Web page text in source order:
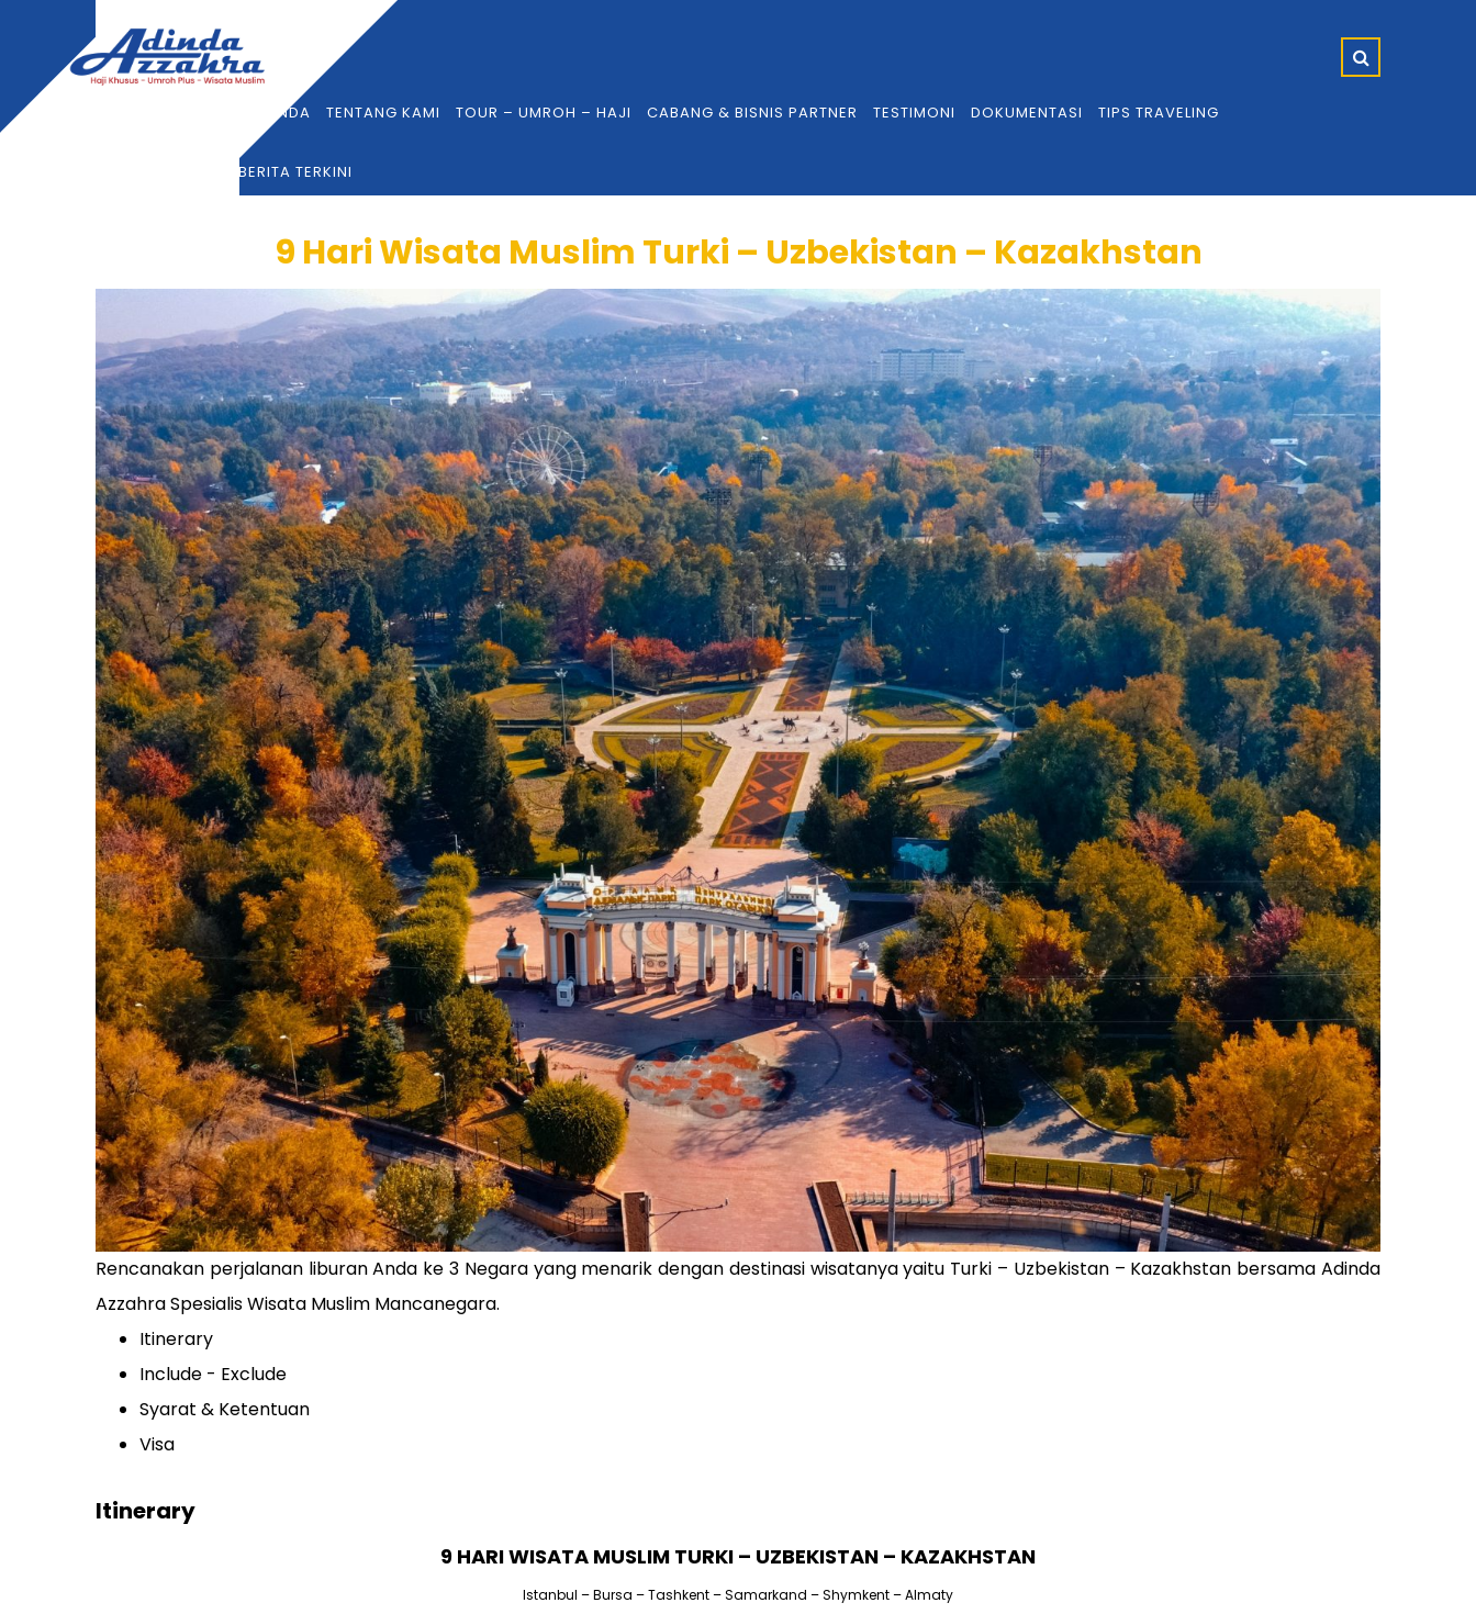
BERANDA TENTANG KAMI TOUR – UMROH – HAJI CABANG & BISNIS PARTNER TESTIMONI DOKUMENTASI TIPS TRAVELING
BERITA TERKINI
9 Hari Wisata Muslim Turki – Uzbekistan – Kazakhstan
Rencanakan perjalanan liburan Anda ke 3 Negara yang menarik dengan destinasi wisatanya yaitu Turki – Uzbekistan – Kazakhstan bersama Adinda
Azzahra Spesialis Wisata Muslim Mancanegara.
Itinerary
Include - Exclude
Syarat & Ketentuan
Visa
Itinerary
9 HARI WISATA MUSLIM TURKI – UZBEKISTAN – KAZAKHSTAN
Istanbul – Bursa – Tashkent – Samarkand – Shymkent – Almaty